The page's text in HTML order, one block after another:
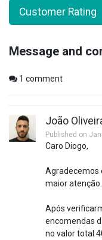
Customer Rating
Message and
1 comment
João
Published on
Caro Diogo,
Agradecemos
maior atenção.
Após
encomendas
no valor total